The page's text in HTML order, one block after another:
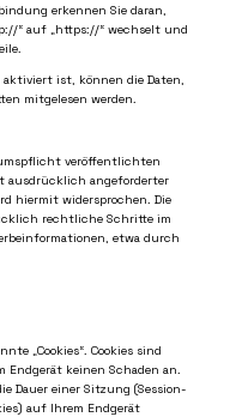
erkennen Sie daran,
“ auf „https://“ wechselt und
aktiviert ist, können die Daten,
mitgelesen werden.
veröffentlichten
ausdrücklich angeforderter
hiermit widersprochen. Die
rechtliche Schritte im
etwa durch
„Cookies“. Cookies sind
keinen Schaden an.
Dauer einer Sitzung (Session-
auf Ihrem Endgerät